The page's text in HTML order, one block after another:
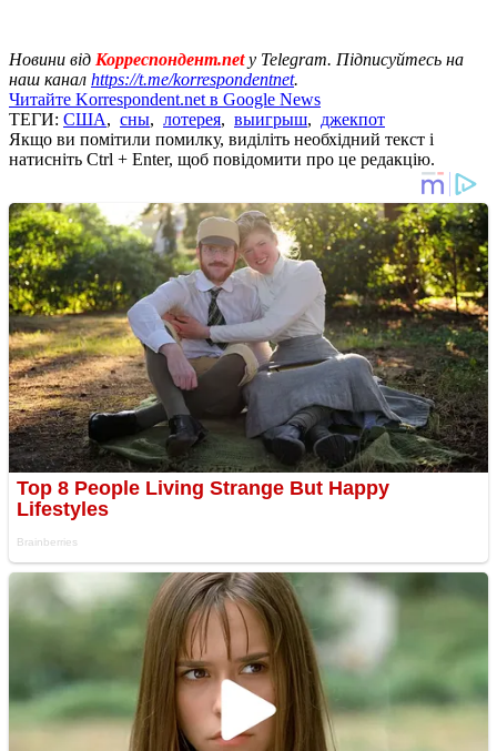
Новини від Корреспондент.net у Telegram. Підписуйтесь на
наш канал https://t.me/korrespondentnet.
Читайте Korrespondent.net в Google News
ТЕГИ: США, сны, лотерея, выигрыш, джекпот
Якщо ви помітили помилку, виділіть необхідний текст і
натисніть Ctrl + Enter, щоб повідомити про це редакцію.